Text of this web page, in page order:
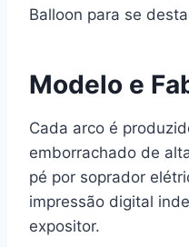
Balloon para se
Modelo e
Cada arco é
emborrachado de
pé por soprador
impressão digital
expositor.